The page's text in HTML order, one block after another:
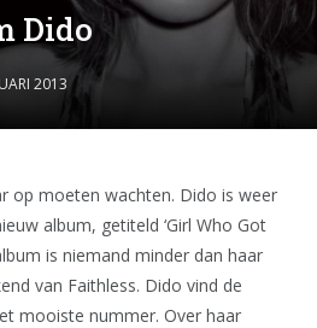
Dido
2013
op moeten wachten. Dido is weer
album, getiteld ‘Girl Who Got
is niemand minder dan haar
van Faithless. Dido vind de
mooiste nummer. Over haar